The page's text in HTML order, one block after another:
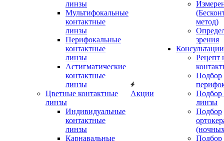
линзы
Мультифокальные
контактные
линзы
Перифокальные
контактные
линзы
Астигматические
контактные
линзы
Цветные контактные
линзы
Индивидуальные
контактные
линзы
Карнавальные
Акции
метод)
зрения
Рецепт
Подбор
Подбор
линзы
Подбор
Подбор